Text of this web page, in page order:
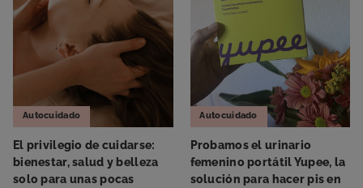
Autocuidado
El privilegio de cuidarse:
bienestar, salud y belleza
solo para unas pocas
Autocuidado
Probamos el urinario
femenino portátil Yupee, la
solución para hacer pis en